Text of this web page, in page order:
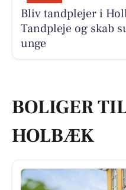
Bliv tandplejer i
Tandpleje og skab
unge
BOLIGER
HOLBÆK